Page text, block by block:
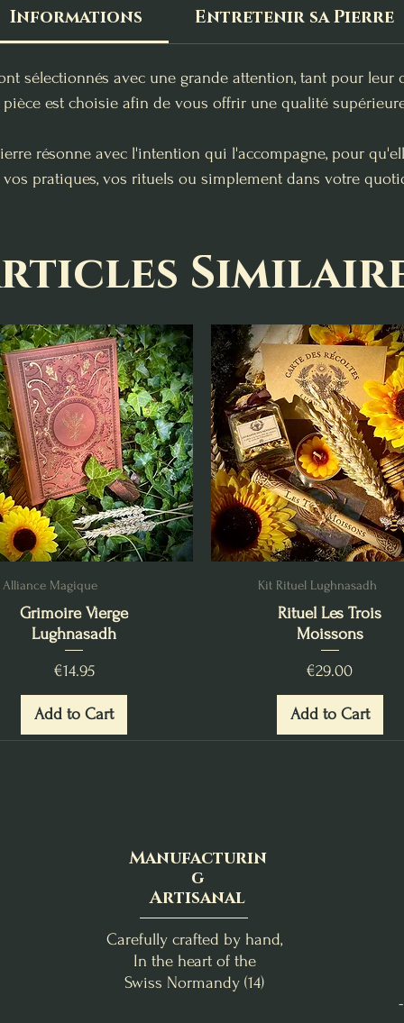
Informations Entretenir sa Pierre
sélectionnés avec une grande attention, tant pour
est choisie afin de vous offrir une qualité
résonne avec l'intention qui l'accompagne, pour
pratiques, vos rituels ou simplement dans votre
Alliance Magique
Grimoire Vierge
Lughnasadh
Price
€14.95
Add to Cart
Kit Rituel Lughnasadh
Rituel Les Trois
Moissons
Price
€29.00
Add to Cart
Manufacturin
g
Artisanal
Carefully crafted by hand,
In the heart of the
Swiss Normandy (14)